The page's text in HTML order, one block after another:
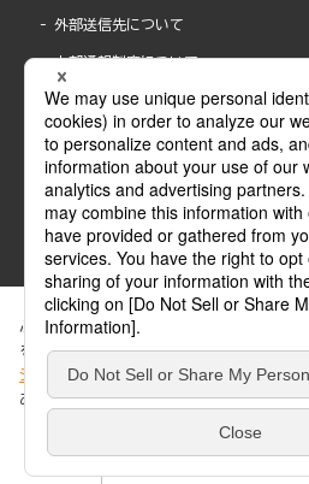
外部送信先について
内部通報制度について
ABJマークは、この電子書店・電子書籍配信サービス
得た正規版配信サービスであることを示す登録商
ABJマークの詳細、ABJマークを掲示しているサービ
ぶんか社が運営するサイトでは、利便性
を使用しています。 当社のCookieについ
シー
」をご覧ください。当サイトでは、訪
ありません。